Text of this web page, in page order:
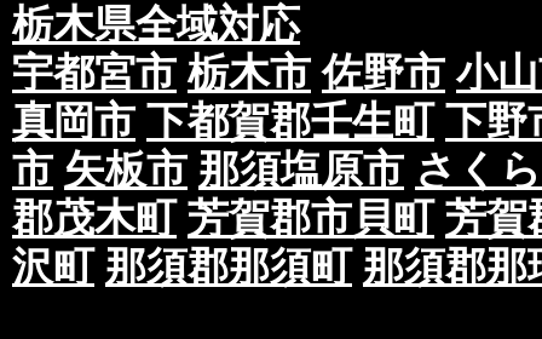
栃木県全域対応
宇都宮市 栃木市 佐野市 小
真岡市 下都賀郡壬生町 下野
市 矢板市 那須塩原市 さく
郡茂木町 芳賀郡市貝町 芳賀
沢町 那須郡那須町 那須郡那